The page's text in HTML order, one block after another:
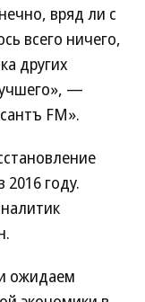
вряд ли с
всего ничего,
других
—
FM».
2016 году.
ожидаем